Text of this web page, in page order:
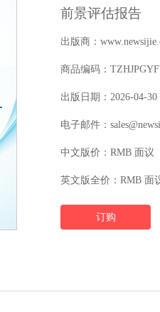
前景评估报告
出版商：
商品编码：
出版日期：2026-04-30
电子邮件：
中文版价：RMB 面议
英文版全价：RMB 面
订购